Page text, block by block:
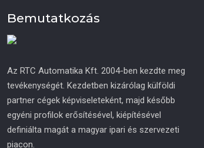
Bemutatkozás
Az RTC Automatika Kft. 2004-ben kezdte meg
tevékenységét. Kezdetben kizárólag külföldi
partner cégek képviseleteként, majd később
egyéni profilok erősítésével, kiépítésével
definiálta magát a magyar ipari és szervezeti
piacon.